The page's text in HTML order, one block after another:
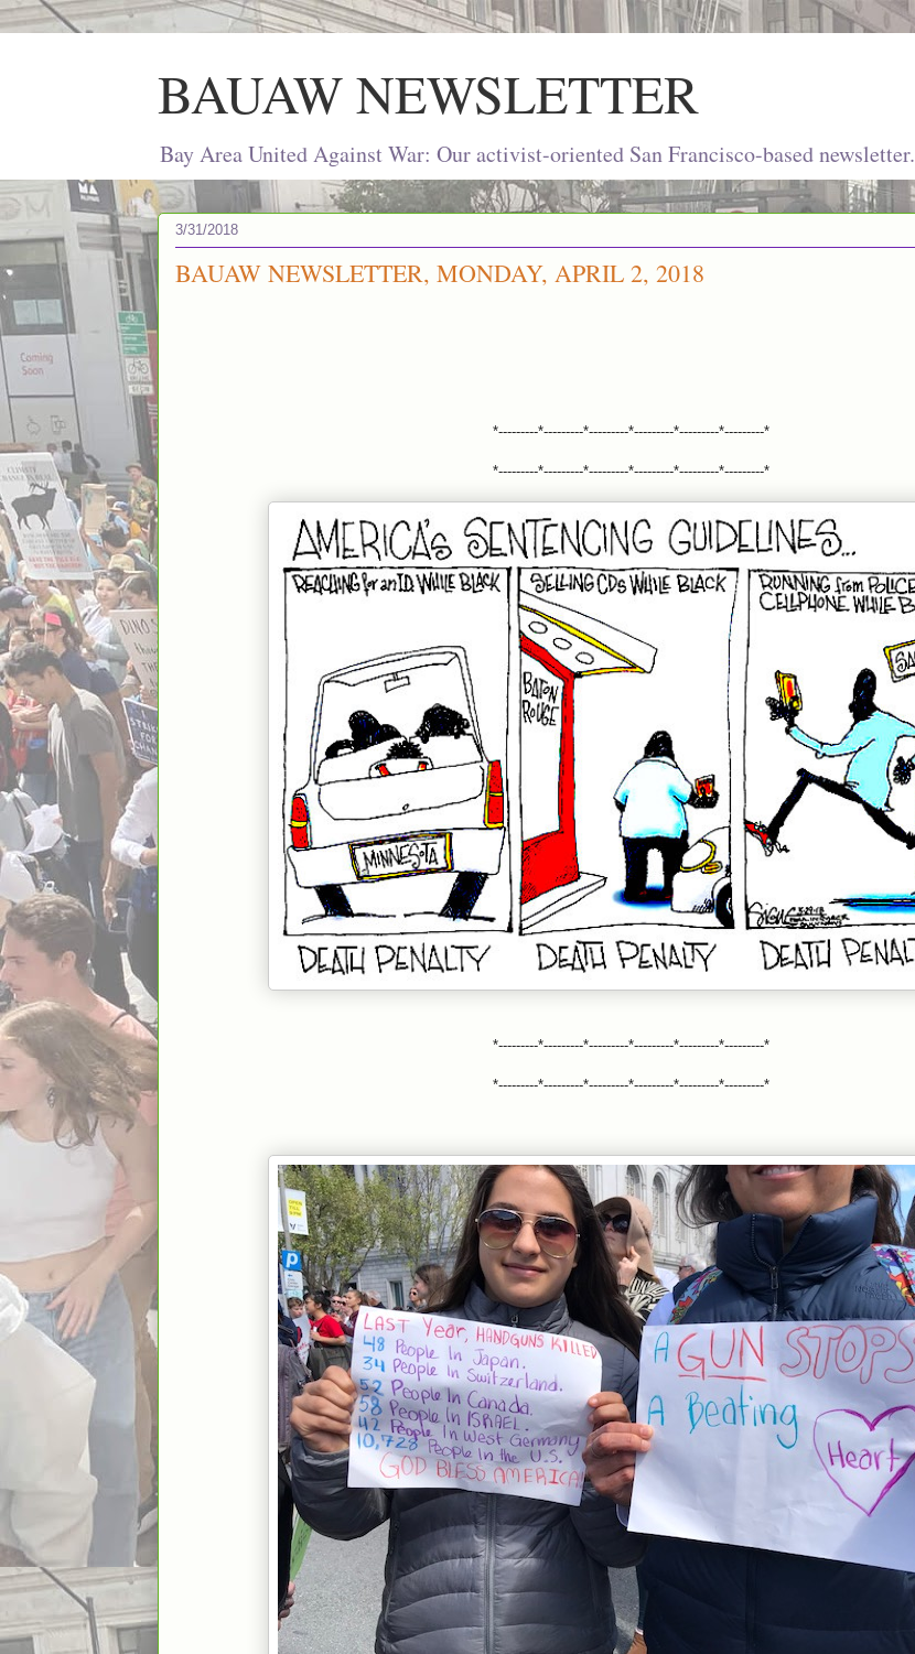
BAUAW NEWSLETTER
Bay Area United Against War: Our activist-oriented San Francisco-based newsletter.
3/31/2018
BAUAW NEWSLETTER, MONDAY, APRIL 2, 2018
*---------*---------*---------*---------*---------*---------*
*---------*---------*---------*---------*---------*---------*
*---------*---------*---------*---------*---------*---------*
*---------*---------*---------*---------*---------*---------*